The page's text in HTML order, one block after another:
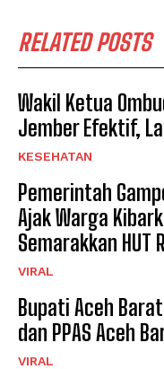
RELATED POSTS
Wakil Ketua
Jember Efektif,
KESEHATAN
Pemerintah
Ajak Warga
Semarakkan HUT
VIRAL
Bupati Aceh
dan PPAS Aceh
VIRAL